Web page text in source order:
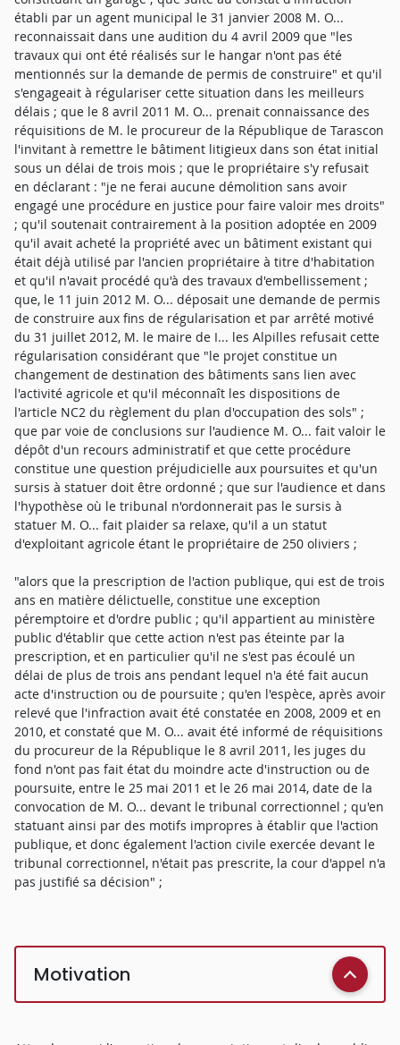
établi par un agent municipal le 31 janvier 2008 M. O...
reconnaissait dans une audition du 4 avril 2009 que "les
travaux qui ont été réalisés sur le hangar n'ont pas été
mentionnés sur la demande de permis de construire" et qu'il
s'engageait à régulariser cette situation dans les meilleurs
délais ; que le 8 avril 2011 M. O... prenait connaissance des
réquisitions de M. le procureur de la République de Tarascon
l'invitant à remettre le bâtiment litigieux dans son état initial
sous un délai de trois mois ; que le propriétaire s'y refusait
en déclarant : "je ne ferai aucune démolition sans avoir
engagé une procédure en justice pour faire valoir mes droits"
; qu'il soutenait contrairement à la position adoptée en 2009
qu'il avait acheté la propriété avec un bâtiment existant qui
était déjà utilisé par l'ancien propriétaire à titre d'habitation
et qu'il n'avait procédé qu'à des travaux d'embellissement ;
que, le 11 juin 2012 M. O... déposait une demande de permis
de construire aux fins de régularisation et par arrêté motivé
du 31 juillet 2012, M. le maire de I... les Alpilles refusait cette
régularisation considérant que "le projet constitue un
changement de destination des bâtiments sans lien avec
l'activité agricole et qu'il méconnaît les dispositions de
l'article NC2 du règlement du plan d'occupation des sols" ;
que par voie de conclusions sur l'audience M. O... fait valoir le
dépôt d'un recours administratif et que cette procédure
constitue une question préjudicielle aux poursuites et qu'un
sursis à statuer doit être ordonné ; que sur l'audience et dans
l'hypothèse où le tribunal n'ordonnerait pas le sursis à
statuer M. O... fait plaider sa relaxe, qu'il a un statut
d'exploitant agricole étant le propriétaire de 250 oliviers ;
"alors que la prescription de l'action publique, qui est de trois
ans en matière délictuelle, constitue une exception
péremptoire et d'ordre public ; qu'il appartient au ministère
public d'établir que cette action n'est pas éteinte par la
prescription, et en particulier qu'il ne s'est pas écoulé un
délai de plus de trois ans pendant lequel n'a été fait aucun
acte d'instruction ou de poursuite ; qu'en l'espèce, après avoir
relevé que l'infraction avait été constatée en 2008, 2009 et en
2010, et constaté que M. O... avait été informé de réquisitions
du procureur de la République le 8 avril 2011, les juges du
fond n'ont pas fait état du moindre acte d'instruction ou de
poursuite, entre le 25 mai 2011 et le 26 mai 2014, date de la
convocation de M. O... devant le tribunal correctionnel ; qu'en
statuant ainsi par des motifs impropres à établir que l'action
publique, et donc également l'action civile exercée devant le
tribunal correctionnel, n'était pas prescrite, la cour d'appel n'a
pas justifié sa décision" ;
Motivation